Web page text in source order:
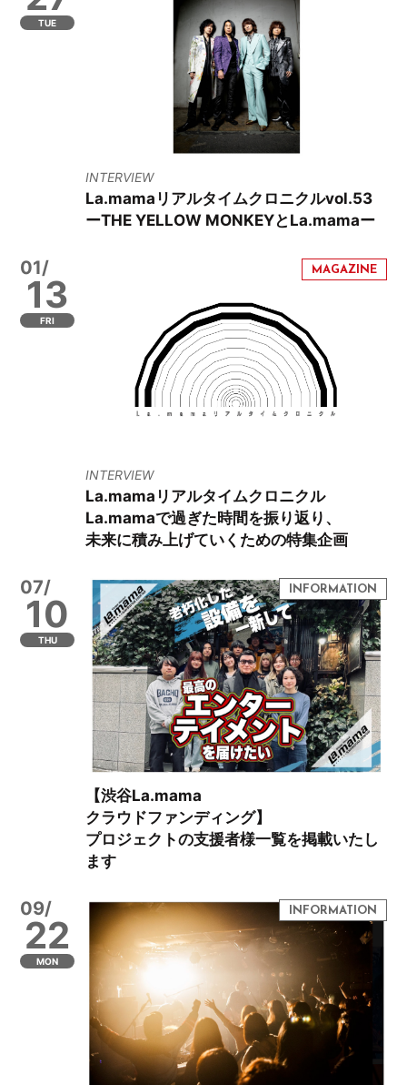
TUE
INTERVIEW
La.mamaリアルタイムクロニクルvol.53
ーTHE YELLOW MONKEYとLa.mamaー
01/
13
FRI
INTERVIEW
La.mamaリアルタイムクロニクル
La.mamaで過ぎた時間を振り返り、
未来に積み上げていくための特集企画
07/
10
THU
【渋谷La.mama
クラウドファンディング】
プロジェクトの支援者様一覧を掲載いたし
ます
09/
22
MON